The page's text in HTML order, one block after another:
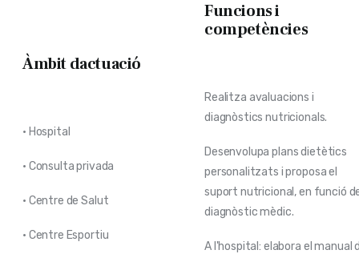
Àmbit dactuació
• Hospital
• Consulta privada
• Centre de Salut
• Centre Esportiu
Funcions i
competències
Realitza avaluacions i
diagnòstics nutricionals.
Desenvolupa plans dietètics
personalitzats i proposa el
suport nutricional, en funció
diagnòstic mèdic.
A l'hospital: elabora el manual